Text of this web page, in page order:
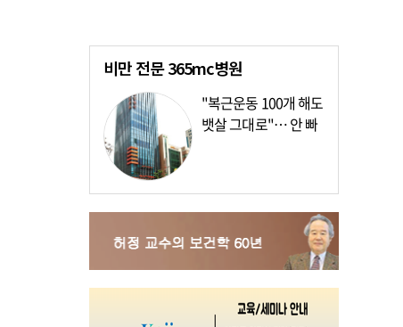
비만 전문365mc병원
"복근운동 100개 해도
뱃살 그대로"… 안 빠